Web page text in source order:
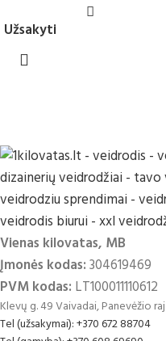
Užsakyti
Vienas kilovatas, MB
Įmonės kodas:304619469
PVM kodas: LT100011110612
Klevų g. 49 Vaivadai, Panevėžio raj
Tel (užsakymai): +370 672 88704